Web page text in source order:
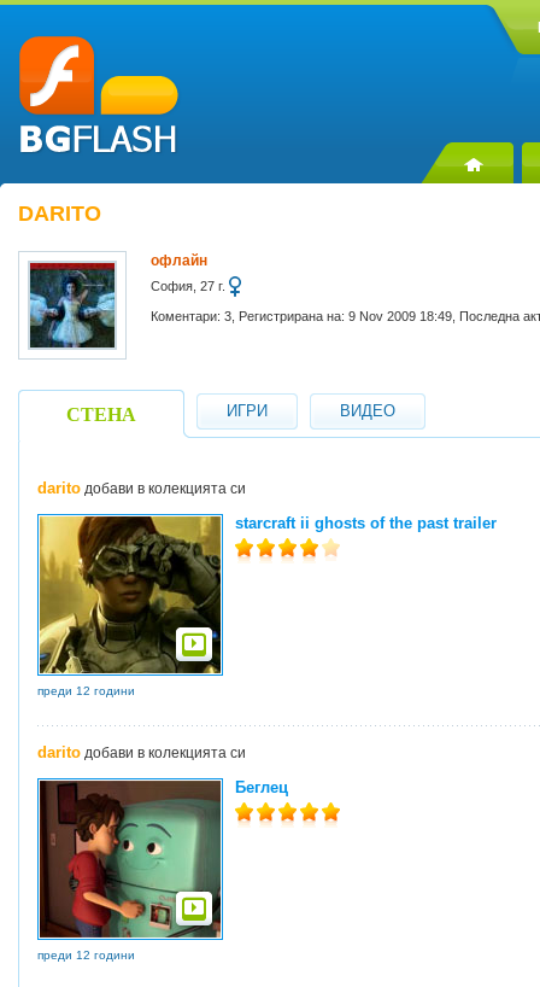
DARITO
офлайн
София, 27 г.
Коментари: 3, Регистрирана на: 9 Nov 2009 18:49, Последна
СТЕНА ИГРИ ВИДЕО
darito добави в колекцията си
starcraft ii ghosts of the past trailer
преди 12 години
darito добави в колекцията си
Беглец
преди 12 години